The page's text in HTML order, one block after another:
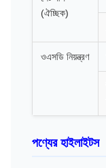
(ঐচ্ছিক)
ওএসডি নিয়ন্ত্রণ
পণ্যের হাইলাইটস